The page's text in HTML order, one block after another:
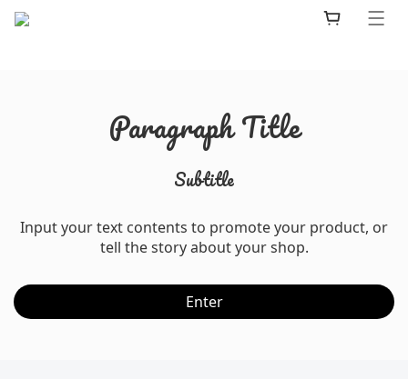
Paragraph Title
Subtitle
Input your text contents to promote your product, or
tell the story about your shop.
Enter